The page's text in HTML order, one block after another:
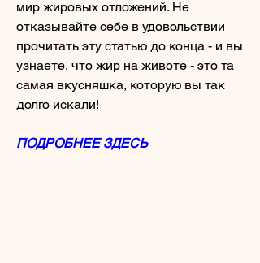
мир жировых отложений. Не
отказывайте себе в удовольствии
прочитать эту статью до конца - и вы
узнаете, что жир на животе - это та
самая вкусняшка, которую вы так
долго искали!
ПОДРОБНЕЕ ЗДЕСЬ